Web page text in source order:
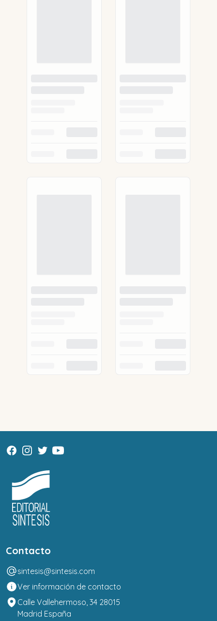
Contacto
sintesis@sintesis.com
Ver información de contacto
Calle Vallehermoso, 34 28015
Madrid España